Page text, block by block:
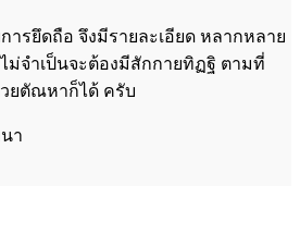
ารยึดถือ จึงมีรายละเอียด หลากหลาย
ม่จำเป็นจะต้องมีสักกายทิฏฐิ ตามที่
วยตัณหาก็ได้ ครับ
า